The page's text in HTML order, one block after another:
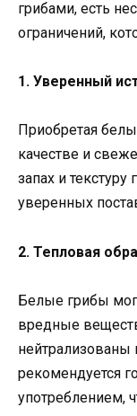
грибами, есть
ограничений,
1. Уверенный
Приобретая
качестве и
запах и
уверенных
2. Тепловая
Белые грибы
вредные
нейтрализованы
рекомендуется
употреблением,